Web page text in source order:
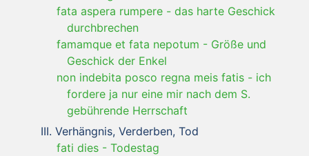
fata aspera rumpere - das harte Geschick
durchbrechen
famamque et fata nepotum - Größe und
Geschick der Enkel
non indebita posco regna meis fatis - ich
fordere ja nur eine mir nach dem S.
gebührende Herrschaft
Verhängnis, Verderben, Tod
fati dies - Todestag